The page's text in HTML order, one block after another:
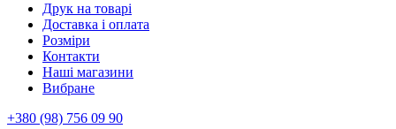
Друк на товарі
Доставка і оплата
Розміри
Контакти
Наші магазини
Вибране
+380 (98) 756 09 90